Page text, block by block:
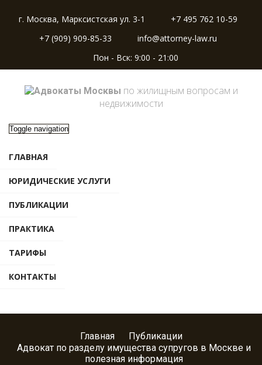
г. Москва, Марксистская ул. 3-1
+7 495 762 10-59
+7 (909) 909-85-33
info@attorney-law.ru
Пон - Вск: 9:00 - 21:00
по жилищным вопросам и
недвижимости
Toggle navigation
ГЛАВНАЯ
ЮРИДИЧЕСКИЕ УСЛУГИ
ПУБЛИКАЦИИ
ПРАКТИКА
ТАРИФЫ
КОНТАКТЫ
Главная
Публикации
Адвокат по разделу имущества супругов в Москве и
полезная информация